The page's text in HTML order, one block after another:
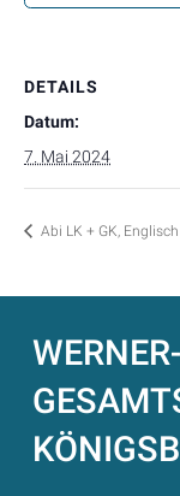
DETAILS
Datum:
7. Mai 2024
Abi LK + GK, Englisch